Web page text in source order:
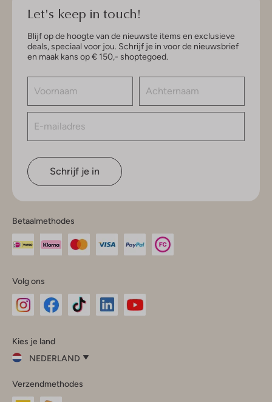
Let's keep in touch!
Blijf op de hoogte van de nieuwste items en exclusieve
deals, speciaal voor jou. Schrijf je in voor de nieuwsbrief
en maak kans op € 150,- shoptegoed.
Schrijf je in
Betaalmethodes
Volg ons
InstagramFacebook
Kies je land
NEDERLAND
je
land
Verzendmethodes